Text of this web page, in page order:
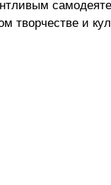
творчестве и